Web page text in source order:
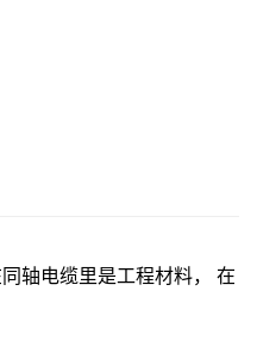
轴电缆里是工程材料， 在